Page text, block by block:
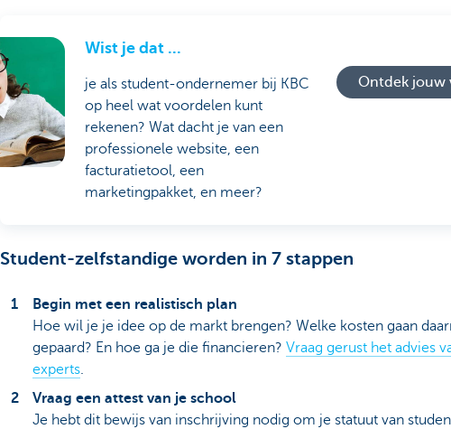
Wist je dat ...
je als student-ondernemer bij KBC
op heel wat voordelen kunt
rekenen? Wat dacht je van een
professionele website, een
facturatietool, een
marketingpakket, en meer?
Ontdek jouw
Student-zelfstandige worden in 7 stappen
Begin met een realistisch plan
Hoe wil je je idee op de markt brengen? Welke kosten gaan
gepaard? En hoe ga je die financieren? Vraag gerust het advies
experts.
Vraag een attest van je school
Je hebt dit bewijs van inschrijving nodig om je statuut van